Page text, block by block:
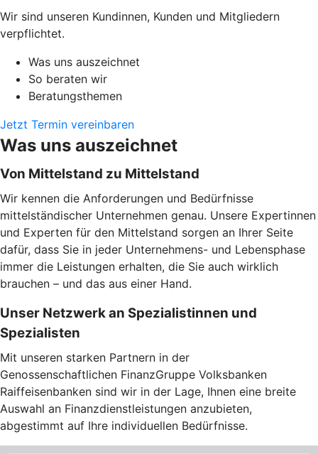
Wir sind unseren Kundinnen, Kunden und Mitgliedern
verpflichtet.
Was uns auszeichnet
So beraten wir
Beratungsthemen
Jetzt Termin vereinbaren
Was uns auszeichnet
Von Mittelstand zu Mittelstand
Wir kennen die Anforderungen und Bedürfnisse
mittelständischer Unternehmen genau. Unsere Expertinnen
und Experten für den Mittelstand sorgen an Ihrer Seite
dafür, dass Sie in jeder Unternehmens- und Lebensphase
immer die Leistungen erhalten, die Sie auch wirklich
brauchen – und das aus einer Hand.
Unser Netzwerk an Spezialistinnen und
Spezialisten
Mit unseren starken Partnern in der
Genossenschaftlichen FinanzGruppe Volksbanken
Raiffeisenbanken sind wir in der Lage, Ihnen eine breite
Auswahl an Finanzdienstleistungen anzubieten,
abgestimmt auf Ihre individuellen Bedürfnisse.